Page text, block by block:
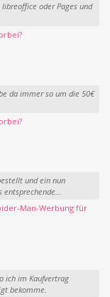
oder Pages und
da immer so um die 50€
und ein nun
Man-Werbung für
ich im Kaufvertrag
bekomme.